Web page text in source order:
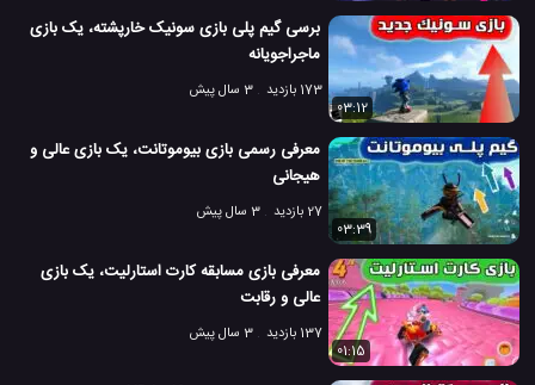
برسی گیم پلی بازی سونیک خارپشته، یک بازی
ماجراجویانه
173 بازدید
3 سال پیش
03:12
معرفی رسمی بازی بیوموتانت، یک بازی عالی و
هیجانی
27 بازدید
3 سال پیش
03:39
معرفی بازی مسابقه کارت استارلیت، یک بازی
عالی و رقابت
137 بازدید
3 سال پیش
01:15